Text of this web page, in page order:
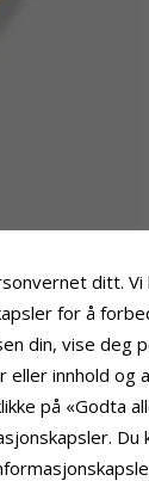
ditt. Vi
for å
din, vise deg
eller innhold og
på «Godta
Du